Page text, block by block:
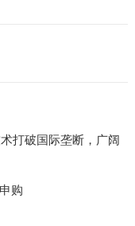
打破国际垄断，广阔
购